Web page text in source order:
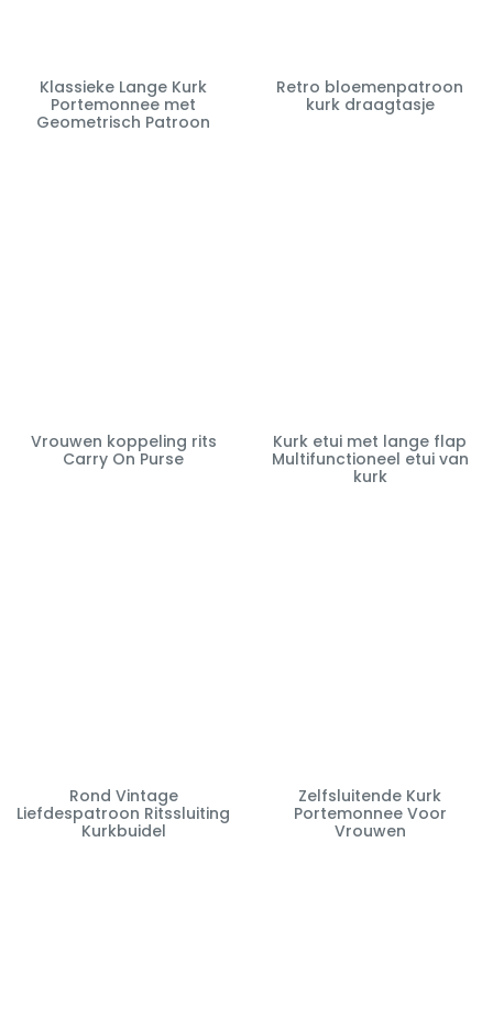
Klassieke Lange Kurk
Portemonnee met
Geometrisch Patroon
Retro bloemenpatroon
kurk draagtasje
Vrouwen koppeling rits
Carry On Purse
Kurk etui met lange flap
Multifunctioneel etui van
kurk
Rond Vintage
Liefdespatroon Ritssluiting
Kurkbuidel
Zelfsluitende Kurk
Portemonnee Voor
Vrouwen